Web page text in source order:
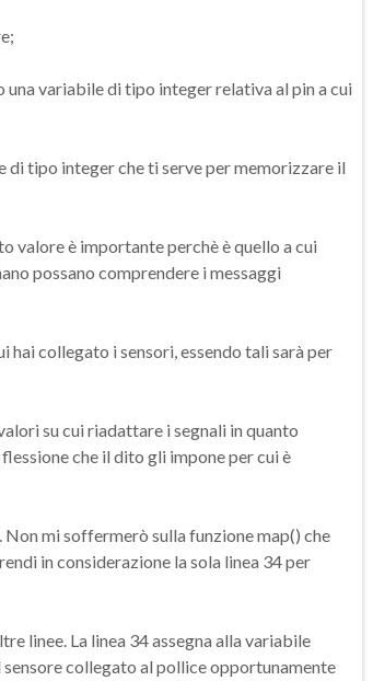
una variabile di tipo integer relativa al pin a cui
di tipo integer che ti serve per memorizzare il
valore è importante perchè è quello a cui
possano comprendere i messaggi
collegato i sensori, essendo tali sarà per
su cui riadattare i segnali in quanto
che il dito gli impone per cui è
mi soffermerò sulla funzione map() che
in considerazione la sola linea 34 per
linee. La linea 34 assegna alla variabile
collegato al pollice opportunamente